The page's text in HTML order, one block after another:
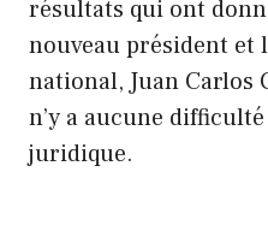
résultats qui ont
nouveau président et
national, Juan Carlos
n’y a aucune
juridique.